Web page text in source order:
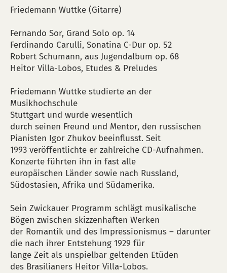
Friedemann Wuttke (Gitarre)
Fernando Sor, Grand Solo op. 14
Ferdinando Carulli, Sonatina C-Dur op. 52
Robert Schumann, aus Jugendalbum op. 68
Heitor Villa-Lobos, Etudes & Preludes
Friedemann Wuttke studierte an der
Musikhochschule
Stuttgart und wurde wesentlich
durch seinen Freund und Mentor, den russischen
Pianisten Igor Zhukov beeinflusst. Seit
1993 veröffentlichte er zahlreiche CD-Aufnahmen.
Konzerte führten ihn in fast alle
europäischen Länder sowie nach Russland,
Südostasien, Afrika und Südamerika.
Sein Zwickauer Programm schlägt musikalische
Bögen zwischen skizzenhaften Werken
der Romantik und des Impressionismus – darunter
die nach ihrer Entstehung 1929 für
lange Zeit als unspielbar geltenden Etüden
des Brasilianers Heitor Villa-Lobos.